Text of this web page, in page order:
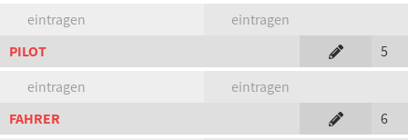
eintragen
eintragen
PILOT
5
eintragen
eintragen
FAHRER
6